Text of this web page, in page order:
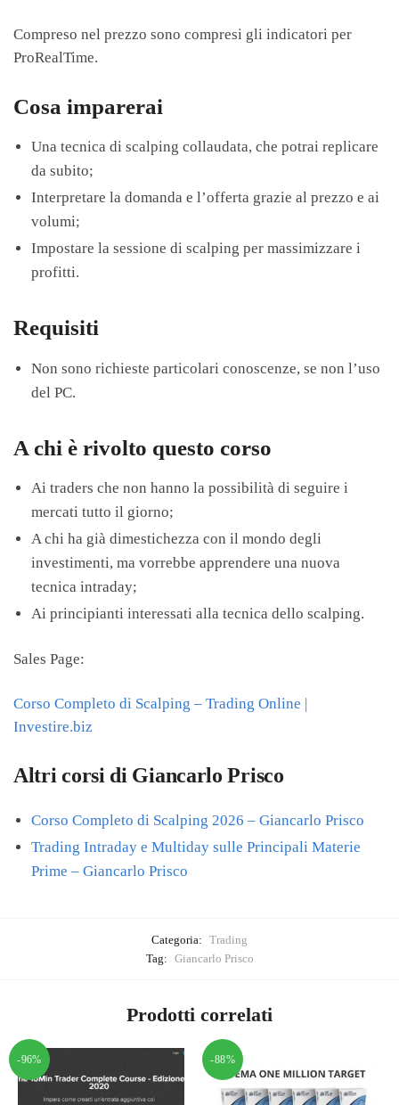
Compreso nel prezzo sono compresi gli indicatori per
ProRealTime.
Cosa imparerai
Una tecnica di scalping collaudata, che potrai replicare
da subito;
Interpretare la domanda e l’offerta grazie al prezzo e ai
volumi;
Impostare la sessione di scalping per massimizzare i
profitti.
Requisiti
Non sono richieste particolari conoscenze, se non l’uso
del PC.
A chi è rivolto questo corso
Ai traders che non hanno la possibilità di seguire i
mercati tutto il giorno;
A chi ha già dimestichezza con il mondo degli
investimenti, ma vorrebbe apprendere una nuova
tecnica intraday;
Ai principianti interessati alla tecnica dello scalping.
Sales Page:
Corso Completo di Scalping – Trading Online |
Investire.biz
Altri corsi di Giancarlo Prisco
Corso Completo di Scalping 2026 – Giancarlo Prisco
Trading Intraday e Multiday sulle Principali Materie
Prime – Giancarlo Prisco
Categoria: Trading
Tag: Giancarlo Prisco
Prodotti correlati
-96% -88%